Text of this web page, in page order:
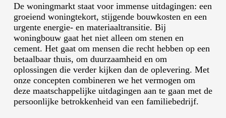
De woningmarkt staat voor immense uitdagingen: een
groeiend woningtekort, stijgende bouwkosten en een
urgente energie- en materiaaltransitie. Bij
woningbouw gaat het niet alleen om stenen en
cement. Het gaat om mensen die recht hebben op een
betaalbaar thuis, om duurzaamheid en om
oplossingen die verder kijken dan de oplevering. Met
onze concepten combineren we het vermogen om
deze maatschappelijke uitdagingen aan te gaan met de
persoonlijke betrokkenheid van een familiebedrijf.